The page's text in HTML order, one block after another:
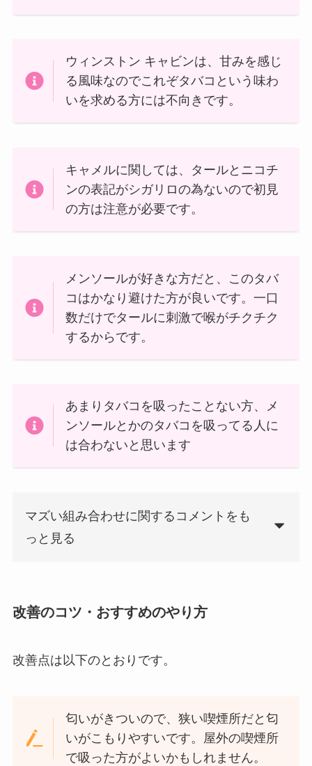
ウィンストン キャビンは、甘みを感じ
る風味なのでこれぞタバコという味わ
いを求める方には不向きです。
キャメルに関しては、タールとニコチ
ンの表記がシガリロの為ないので初見
の方は注意が必要です。
メンソールが好きな方だと、このタバ
コはかなり避けた方が良いです。一口
数だけでタールに刺激で喉がチクチク
するからです。
あまりタバコを吸ったことない方、メ
ンソールとかのタバコを吸ってる人に
は合わないと思います
マズい組み合わせに関するコメントをも
っと見る
改善のコツ・おすすめのやり方
改善点は以下のとおりです。
匂いがきついので、狭い喫煙所だと匂
いがこもりやすいです。屋外の喫煙所
で吸った方がよいかもしれません。